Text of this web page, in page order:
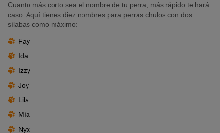
Cuanto más corto sea el nombre de tu perra, más rápido te hará
caso. Aquí tienes diez nombres para perras chulos con dos
sílabas como máximo:
Fay
Ida
Izzy
Joy
Lila
Mía
Nyx